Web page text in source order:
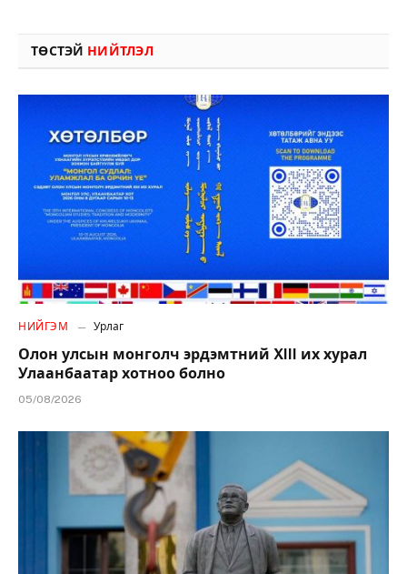
ТӨСТЭЙ НИЙТЛЭЛ
НИЙГЭМ Урлаг
Олон улсын монголч эрдэмтний XIII их хурал
Улаанбаатар хотноо болно
05/08/2026